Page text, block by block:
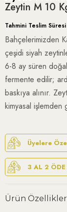
Zeytin M 10
Tahmini Teslim Süresi
Bahçelerimizden
çeşidi siyah
6-8 ay süren
fermente edilir;
baskıya alınır.
kimyasal işlemden
Üyelere
3 AL 2 ÖDE
Ürün